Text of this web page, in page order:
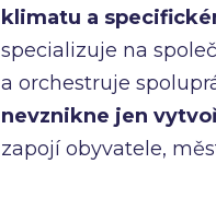
klimatu a
specializuje na
a orchestruje
nevznikne jen
zapojí obyvatele,